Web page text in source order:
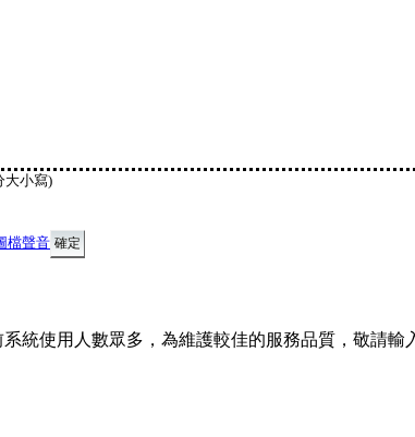
大小寫)
檔聲音
統使用人數眾多，為維護較佳的服務品質，敬請輸